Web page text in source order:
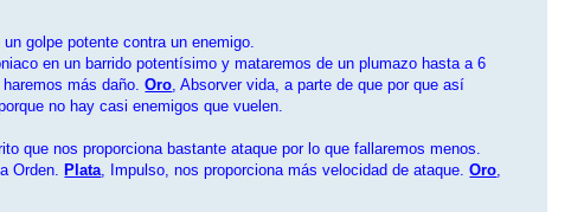
golpe potente contra un enemigo.
en un barrido potentísimo y mataremos de un plumazo hasta a 6
haremos más daño.Oro, Absorver vida, a parte de que por que así
no hay casi enemigos que vuelen.
que nos proporciona bastante ataque por lo que fallaremos menos.
Orden. Plata, Impulso, nos proporciona más velocidad de ataque.Oro,